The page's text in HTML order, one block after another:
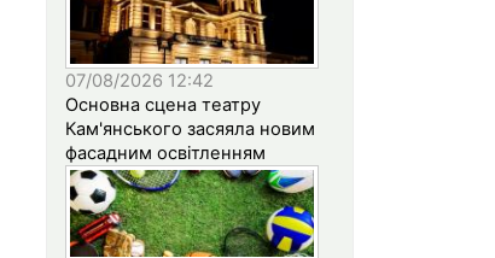
07/08/2026 12:42
Основна сцена театру
Кам'янського засяяла новим
фасадним освітленням